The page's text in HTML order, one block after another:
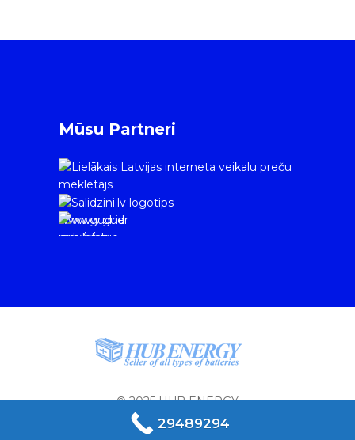
Mūsu Partneri
www.gudrie
m.lv/atrie-
© 2025 HUB ENERGY
29489294